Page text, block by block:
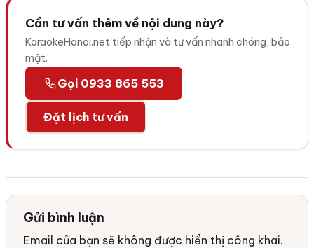
Cần tư vấn thêm về nội dung này?
KaraokeHanoi.net tiếp nhận và tư vấn nhanh chóng, bảo
mật.
Gọi 0933 865 553
Đặt lịch tư vấn
Gửi bình luận
Email của bạn sẽ không được hiển thị công khai.